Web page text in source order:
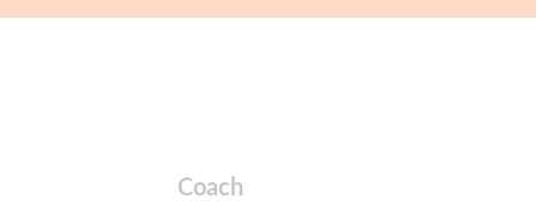
Coach